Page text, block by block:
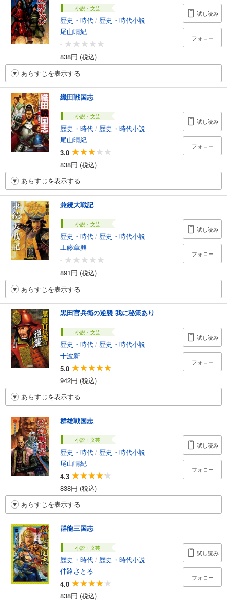
小説・文芸
歴史・時代 / 歴史・時代小説
尾山晴紀
-
838円 (税込)
試し読み
フォロー
あらすじを表示する
織田戦国志
小説・文芸
歴史・時代 / 歴史・時代小説
尾山晴紀
3.0
838円 (税込)
試し読み
フォロー
あらすじを表示する
兼続大戦記
小説・文芸
歴史・時代 / 歴史・時代小説
工藤章興
-
891円 (税込)
試し読み
フォロー
あらすじを表示する
黒田官兵衛の逆襲 我に秘策あり
小説・文芸
歴史・時代 / 歴史・時代小説
十波新
5.0
942円 (税込)
試し読み
フォロー
あらすじを表示する
群雄戦国志
小説・文芸
歴史・時代 / 歴史・時代小説
尾山晴紀
4.3
838円 (税込)
試し読み
フォロー
あらすじを表示する
群龍三国志
小説・文芸
歴史・時代 / 歴史・時代小説
仲路さとる
4.0
838円 (税込)
試し読み
フォロー